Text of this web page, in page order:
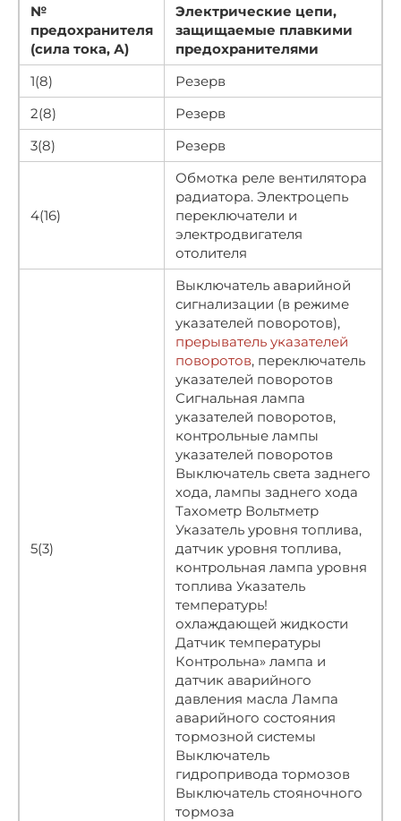
№
предохранителя
(сила тока, А)
Электрические цепи,
защищаемые плавкими
предохранителями
1(8)
Резерв
2(8)
Резерв
3(8)
Резерв
4(16)
Обмотка реле вентилятора
радиатора. Электроцепь
переключатели и
электродвигателя
отолителя
5(3)
Выключатель аварийной
сигнализации (в режиме
указателей поворотов),
прерыватель указателей
поворотов, переключатель
указателей поворотов
Сигнальная лампа
указателей поворотов,
контрольные лампы
указателей поворотов
Выключатель света заднего
хода, лампы заднего хода
Тахометр Вольтметр
Указатель уровня топлива,
датчик уровня топлива,
контрольная лампа уровня
топлива Указатель
температурь!
охлаждающей жидкости
Датчик температуры
Контрольна» лампа и
датчик аварийного
давления масла Лампа
аварийного состояния
тормозной системы
Выключатель
гидропривода тормозов
Выключатель стояночного
тормоза